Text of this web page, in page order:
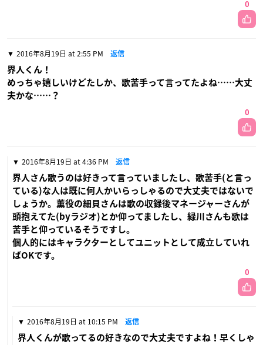
0
2016年8月19日 at 2:55 PM 返信
界人くん！
めっちゃ嬉しいけどたしか、歌苦手って言ってたよね……大丈
夫かな……？
0
2016年8月19日 at 4:36 PM 返信
界人さん歌うのは好きって言っていましたし、歌苦手(と言っ
ている)な人は既に何人かいらっしゃるので大丈夫ではないで
しょうか。薫役の細貝さんは歌の収録後マネージャーさんが
頭抱えてた(byラジオ)とか仰ってましたし、緑川さんも歌は
苦手と仰っているそうですし。
個人的にはキャラクターとしてユニットとして成立していれ
ばOKです。
0
2016年8月19日 at 10:15 PM 返信
界人くんが歌ってるの好きなので大丈夫ですよね！早くしゃ